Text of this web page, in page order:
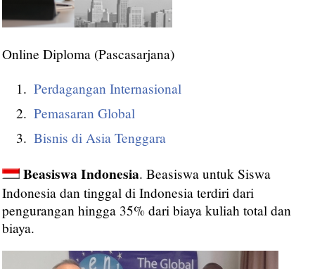
Online Diploma (Pascasarjana)
Perdagangan Internasional
Pemasaran Global
Bisnis di Asia Tenggara
Beasiswa Indonesia. Beasiswa untuk Siswa
Indonesia dan tinggal di Indonesia terdiri dari
pengurangan hingga 35% dari biaya kuliah total dan
biaya.